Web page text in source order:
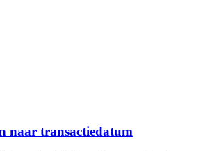
naar transactiedatum